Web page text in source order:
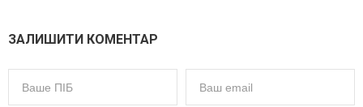
ЗАЛИШИТИ КОМЕНТАР